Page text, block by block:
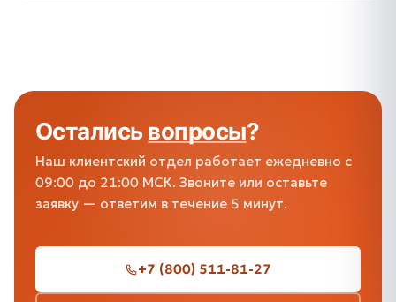
Осталисьвопросы?
Наш клиентский отдел работает ежедневно с
09:00 до 21:00 МСК. Звоните или оставьте
заявку — ответим в течение 5 минут.
+7 (800) 511-81-27